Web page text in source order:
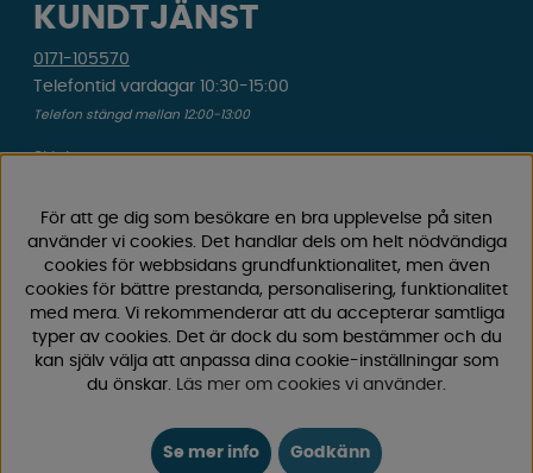
KUNDTJÄNST
0171-105570
Telefontid vardagar 10:30-15:00
Telefon stängd mellan 12:00-13:00
Skicka e-post
Registrera din retur
Gäller ångrat köp & felbeställning.
Registrera din reklamation
Gäller defekt vara, transportskada etc.
Hitta till vår butik & se öppettider
För att ge dig som besökare en bra upplevelse på siten
använder vi cookies. Det handlar dels om helt nödvändiga
cookies för webbsidans grundfunktionalitet, men även
cookies för bättre prestanda, personalisering, funktionalitet
med mera. Vi rekommenderar att du accepterar samtliga
typer av cookies. Det är dock du som bestämmer och du
kan själv välja att anpassa dina cookie-inställningar som
du önskar. Läs mer om cookies vi använder.
Se mer info Godkänn